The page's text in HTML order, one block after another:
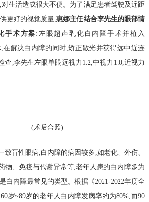
生活造成很大不便。为了满足患者驾驶及近距
更好的视觉质量,惠娜主任结合李先生的眼部情
手术方案 :左眼超声乳化白内障手术并植入
在解决白内障的同时,矫正散光并获得远中近连
查,李先生左眼单眼远视力1.2,中视力1.0,近视力
(术后合照)
致盲性眼病,白内障的病因较多,如老化、外伤、
物、免疫与代谢异常等,老年人患的白内障多为
白内障最常见的类型。根据《2021-2022年度全
岁~89岁的老年人白内障发病率约为80%,而90